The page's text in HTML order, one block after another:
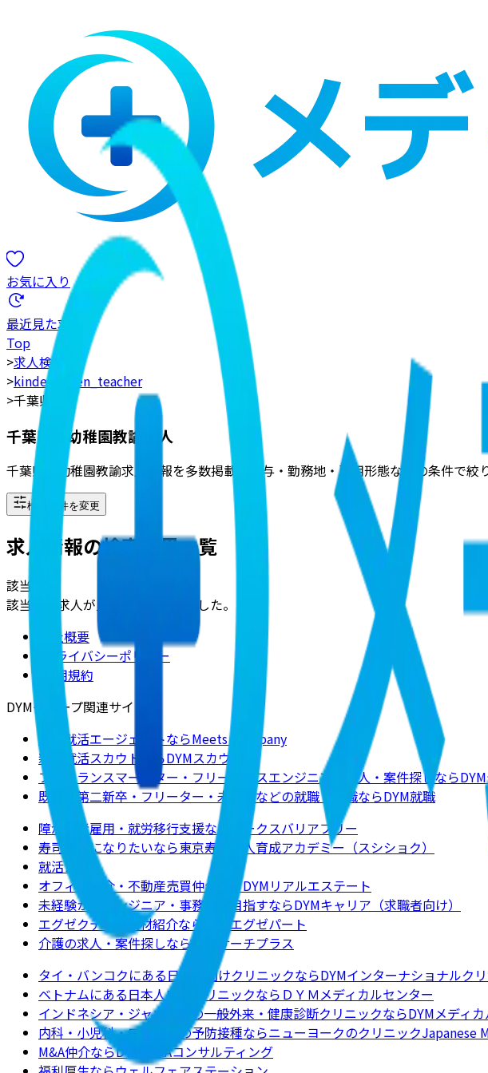
お気に入り
最近見た求人
Top
>求人検索
>kindergarten_teacher
>千葉県
千葉県の幼稚園教諭求人
千葉県の幼稚園教諭求人情報を多数掲載。給与・勤務地・雇用形態などの条件で絞
検索条件を変更
求人情報の検索結果一覧
該当
該当する求人が見つかりませんでした。
会社概要
プライバシーポリシー
利用規約
DYMグループ関連サイト
新卒就活エージェントならMeets Company
新卒就活スカウトならDYMスカウト
フリーランスマーケター・フリーランスエンジニアの求人・案件探しならDYM
既卒・第二新卒・フリーター・未経験などの就職・転職ならDYM就職
障がい者雇用・就労移行支援ならワークスバリアフリー
寿司職人になりたいなら東京寿司職人育成アカデミー（スシショク）
就活ノート
オフィス仲介・不動産売買仲介ならDYMリアルエステート
未経験からエンジニア・事務職を目指すならDYMキャリア（求職者向け）
エグゼクティブ人材紹介ならDYMエグゼパート
介護の求人・案件探しなら介護サーチプラス
タイ・バンコクにある日本人向けクリニックならDYMインターナショナルク
ベトナムにある日本人向けクリニックならＤＹＭメディカルセンター
インドネシア・ジャカルタの一般外来・健康診断クリニックならDYMメディ
内科・小児科・ワクチンの予防接種ならニューヨークのクリニックJapanese
M&A仲介ならDYM M&Aコンサルティング